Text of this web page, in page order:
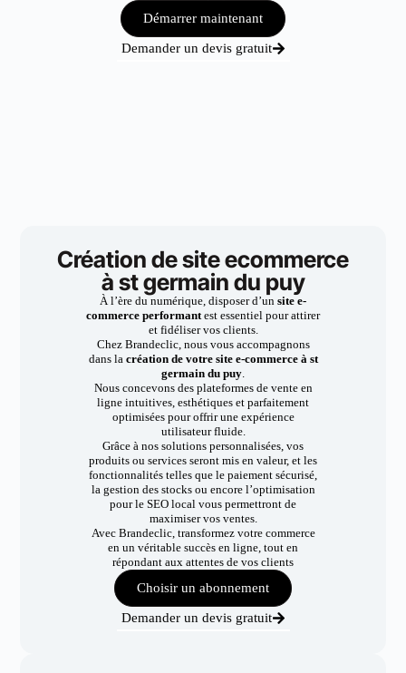
Démarrer maintenant
Demander un devis gratuit
Création de site ecommerce
à st germain du puy
À l’ère du numérique, disposer d’un site e-
commerce performantest essentiel pour attirer
et fidéliser vos clients.
Chez Brandeclic, nous vous accompagnons
dans la création de votre site e-commerce à st
germain du puy.
Nous concevons des plateformes de vente en
ligne intuitives, esthétiques et parfaitement
optimisées pour offrir une expérience
utilisateur fluide.
Grâce à nos solutions personnalisées, vos
produits ou services seront mis en valeur, et les
fonctionnalités telles que le paiement sécurisé,
la gestion des stocks ou encore l’optimisation
pour le SEO local vous permettront de
maximiser vos ventes.
Avec Brandeclic, transformez votre commerce
en un véritable succès en ligne, tout en
répondant aux attentes de vos clients
Choisir un abonnement
Demander un devis gratuit